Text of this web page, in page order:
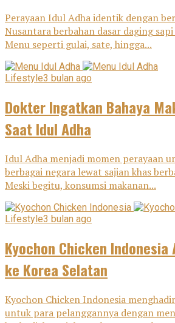
Perayaan Idul Adha identik dengan
Nusantara berbahan dasar daging
Menu seperti gulai, sate, hingga...
Lifestyle3 bulan ago
Dokter Ingatkan Bahaya
Saat Idul Adha
Idul Adha menjadi momen perayaan
berbagai negara lewat sajian khas
Meski begitu, konsumsi makanan...
Lifestyle3 bulan ago
Kyochon Chicken
ke Korea Selatan
Kyochon Chicken Indonesia
untuk para pelanggannya dengan